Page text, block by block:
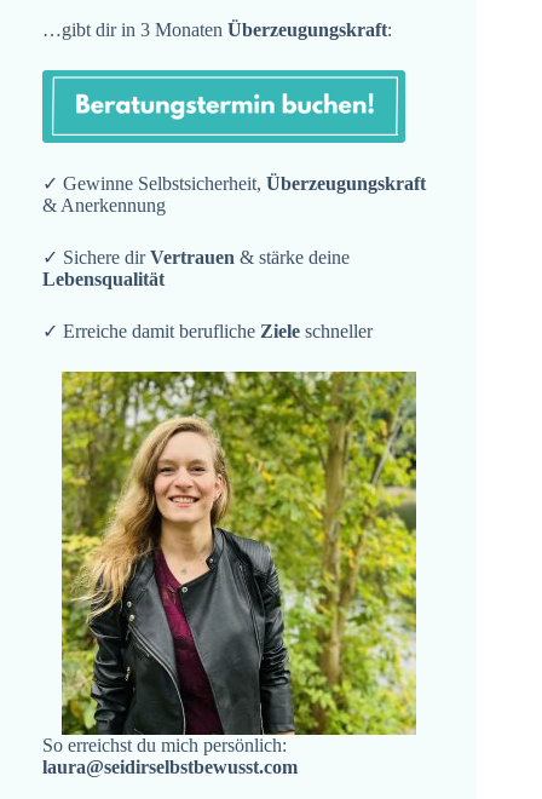
…gibt dir in 3 Monaten Überzeugungskraft:
✓ Gewinne Selbstsicherheit, Überzeugungskraft
& Anerkennung
✓ Sichere dirVertrauen & stärke deine
Lebensqualität
✓ Erreiche damit berufliche Ziele schneller
So erreichst du mich persönlich:
laura@seidirselbstbewusst.com